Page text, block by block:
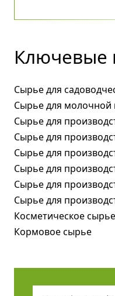
Ключевые
Сырье для
Сырье для молочной
Сырье для
Сырье для
Сырье для
Сырье для
Сырье для
Сырье для
Косметическое
Кормовое сырье